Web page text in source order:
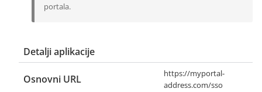
portala.
Detalji aplikacije
Osnovni URL
https://myportal-
address.com/sso